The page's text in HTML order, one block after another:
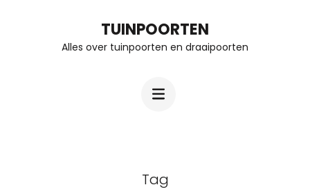
TUINPOORTEN
Alles over tuinpoorten en draaipoorten
Tag